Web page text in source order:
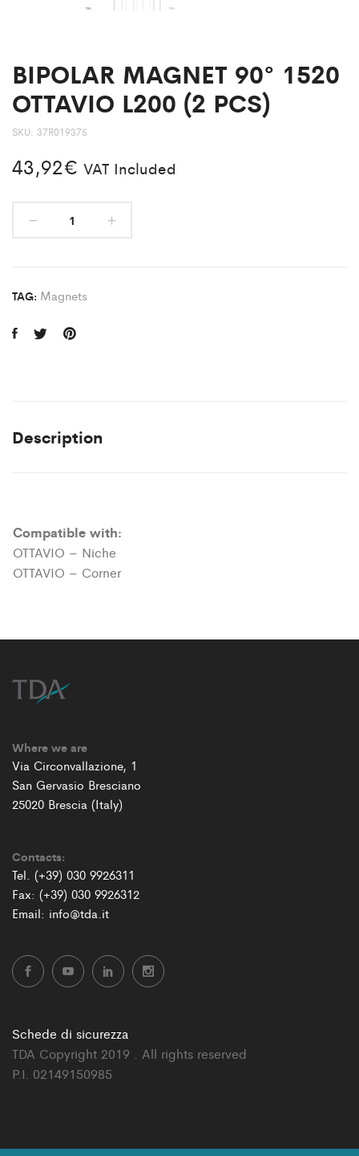
BIPOLAR MAGNET 90° 1520
OTTAVIO L200 (2 PCS)
SKU: 37R019375
43,92€ VAT Included
TAG: Magnets
Description
Compatible with:
OTTAVIO – Niche
OTTAVIO – Corner
Where we are
Via Circonvallazione, 1
San Gervasio Bresciano
25020 Brescia (Italy)
Contacts:
Tel. (+39) 030 9926311
Fax: (+39) 030 9926312
Email: info@tda.it
Schede di sicurezza
TDA Copyright 2019 . All rights reserved
P.I. 02149150985